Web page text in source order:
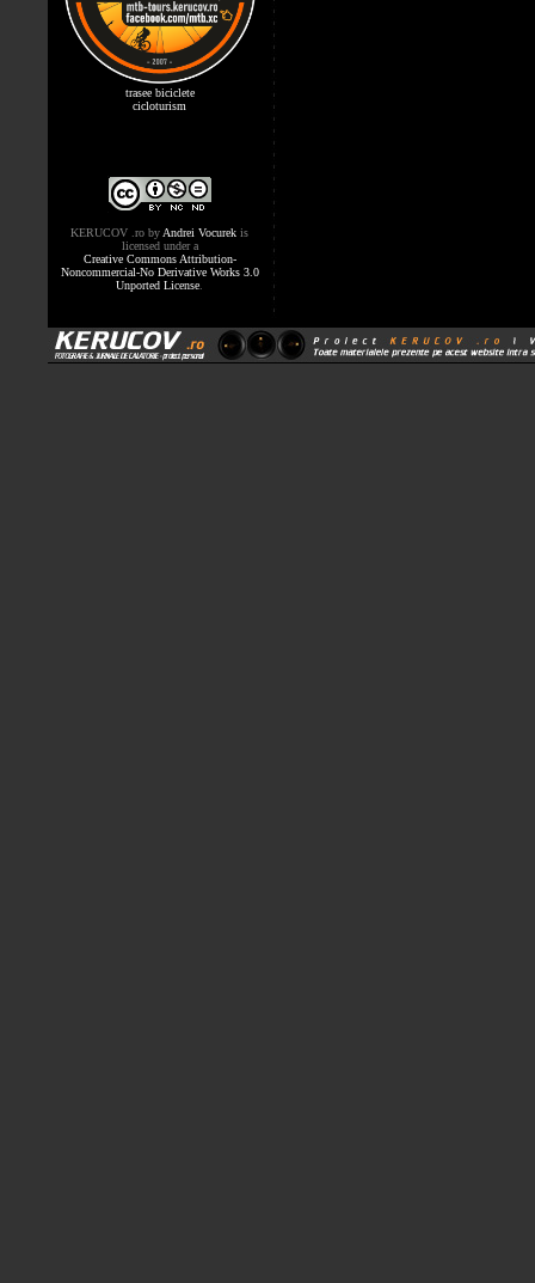
trasee biciclete
cicloturism
KERUCOV .ro by Andrei Vocurek is
licensed under a
Creative Commons Attribution-
Noncommercial-No Derivative Works 3.0
Unported License